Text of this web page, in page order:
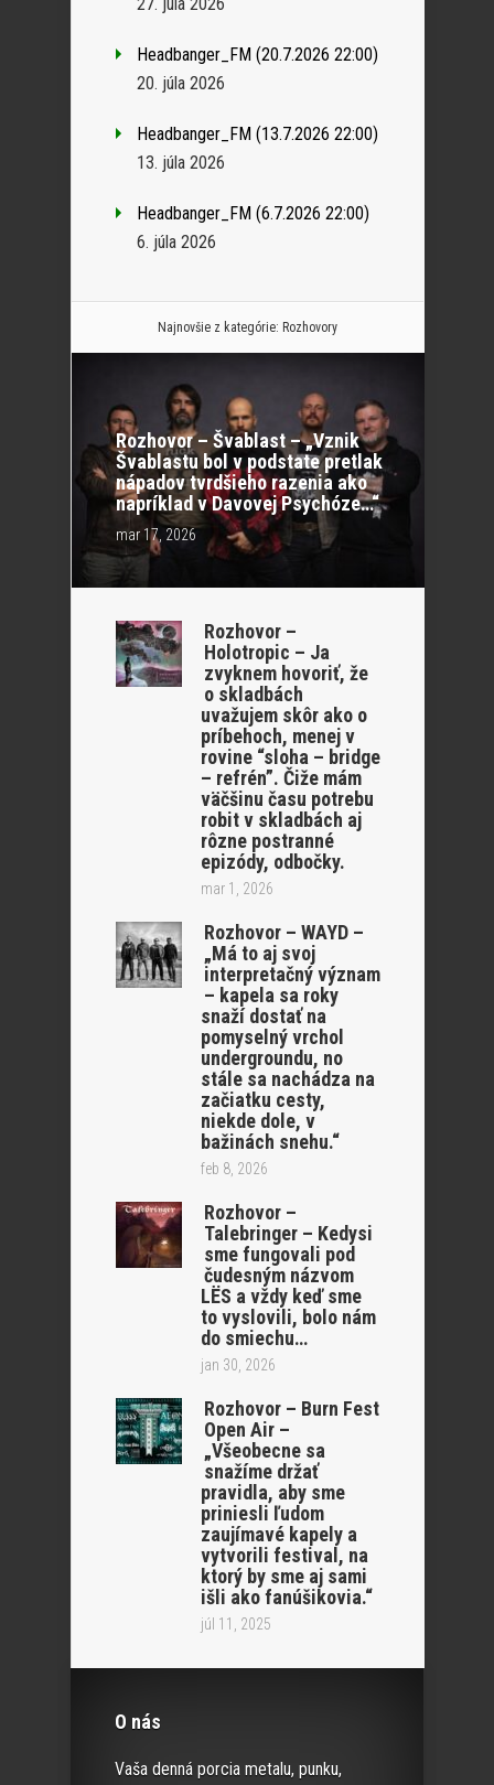
Headbanger_FM (20.7.2026 22:00)
20. júla 2026
Headbanger_FM (13.7.2026 22:00)
13. júla 2026
Headbanger_FM (6.7.2026 22:00)
6. júla 2026
Najnovšie z kategórie: Rozhovory
Rozhovor – Švablast – „Vznik
Švablastu bol v podstate pretlak
nápadov tvrdšieho razenia ako
napríklad v Davovej Psychóze…“
mar 17, 2026
Rozhovor –
Holotropic – Ja
zvyknem hovoriť, že
o skladbách
uvažujem skôr ako o
príbehoch, menej v
rovine “sloha – bridge
– refrén”. Čiže mám
väčšinu času potrebu
robit v skladbách aj
rôzne postranné
epizódy, odbočky.
mar 1, 2026
Rozhovor – WAYD –
„Má to aj svoj
interpretačný význam
– kapela sa roky
snaží dostať na
pomyselný vrchol
undergroundu, no
stále sa nachádza na
začiatku cesty,
niekde dole, v
bažinách snehu.“
feb 8, 2026
Rozhovor –
Talebringer – Kedysi
sme fungovali pod
čudesným názvom
LËS a vždy keď sme
to vyslovili, bolo nám
do smiechu…
jan 30, 2026
Rozhovor – Burn Fest
Open Air –
„Všeobecne sa
snažíme držať
pravidla, aby sme
priniesli ľudom
zaujímavé kapely a
vytvorili festival, na
ktorý by sme aj sami
išli ako fanúšikovia.“
júl 11, 2025
O nás
Vaša denná porcia metalu, punku,